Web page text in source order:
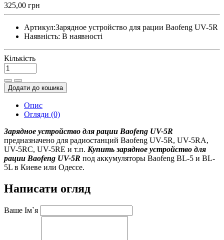
325,00 грн
Артикул:Зарядное устройство для рации Baofeng UV-5R
Наявність: В наявності
Кількість
Додати до кошика
Опис
Огляди (0)
Зарядное устройство для рации Baofeng UV-5R
предназначено для радиостанций Baofeng UV-5R, UV-5RA,
UV-5RC, UV-5RE и т.п. Купить зарядное устройство для
рации Baofeng UV-5R под аккумуляторы Baofeng BL-5 и BL-
5L в Киеве или Одессе.
Написати огляд
Ваше Ім`я